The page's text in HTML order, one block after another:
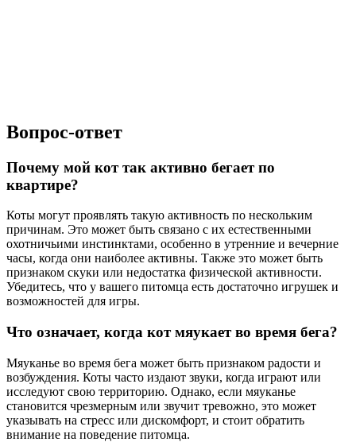
Вопрос-ответ
Почему мой кот так активно бегает по
квартире?
Коты могут проявлять такую активность по нескольким
причинам. Это может быть связано с их естественными
охотничьими инстинктами, особенно в утренние и вечерние
часы, когда они наиболее активны. Также это может быть
признаком скуки или недостатка физической активности.
Убедитесь, что у вашего питомца есть достаточно игрушек и
возможностей для игры.
Что означает, когда кот мяукает во время бега?
Мяуканье во время бега может быть признаком радости и
возбуждения. Коты часто издают звуки, когда играют или
исследуют свою территорию. Однако, если мяуканье
становится чрезмерным или звучит тревожно, это может
указывать на стресс или дискомфорт, и стоит обратить
внимание на поведение питомца.